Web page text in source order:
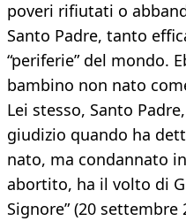
poveri rifiutati o
Santo Padre, tanto
“periferie” del mondo.
bambino non nato
Lei stesso, Santo
giudizio quando ha
nato, ma condannato
abortito, ha il volto di
Signore” (20